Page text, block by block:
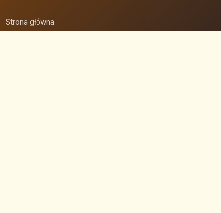
Strona główna